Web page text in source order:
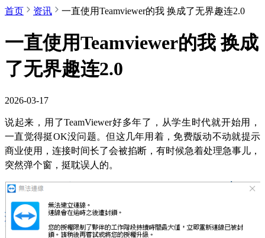
首页 资讯 一直使用Teamviewer的我 换成了无界趣连2.0
一直使用Teamviewer的我 换成
了无界趣连2.0
2026-03-17
说起来，用了TeamViewer好多年了，从学生时代就开始用，
一直觉得挺OK没问题。但这几年用着，免费版动不动就提示
商业使用，连接时间长了会被掐断，有时候急着处理急事儿，
突然弹个窗，挺耽误人的。